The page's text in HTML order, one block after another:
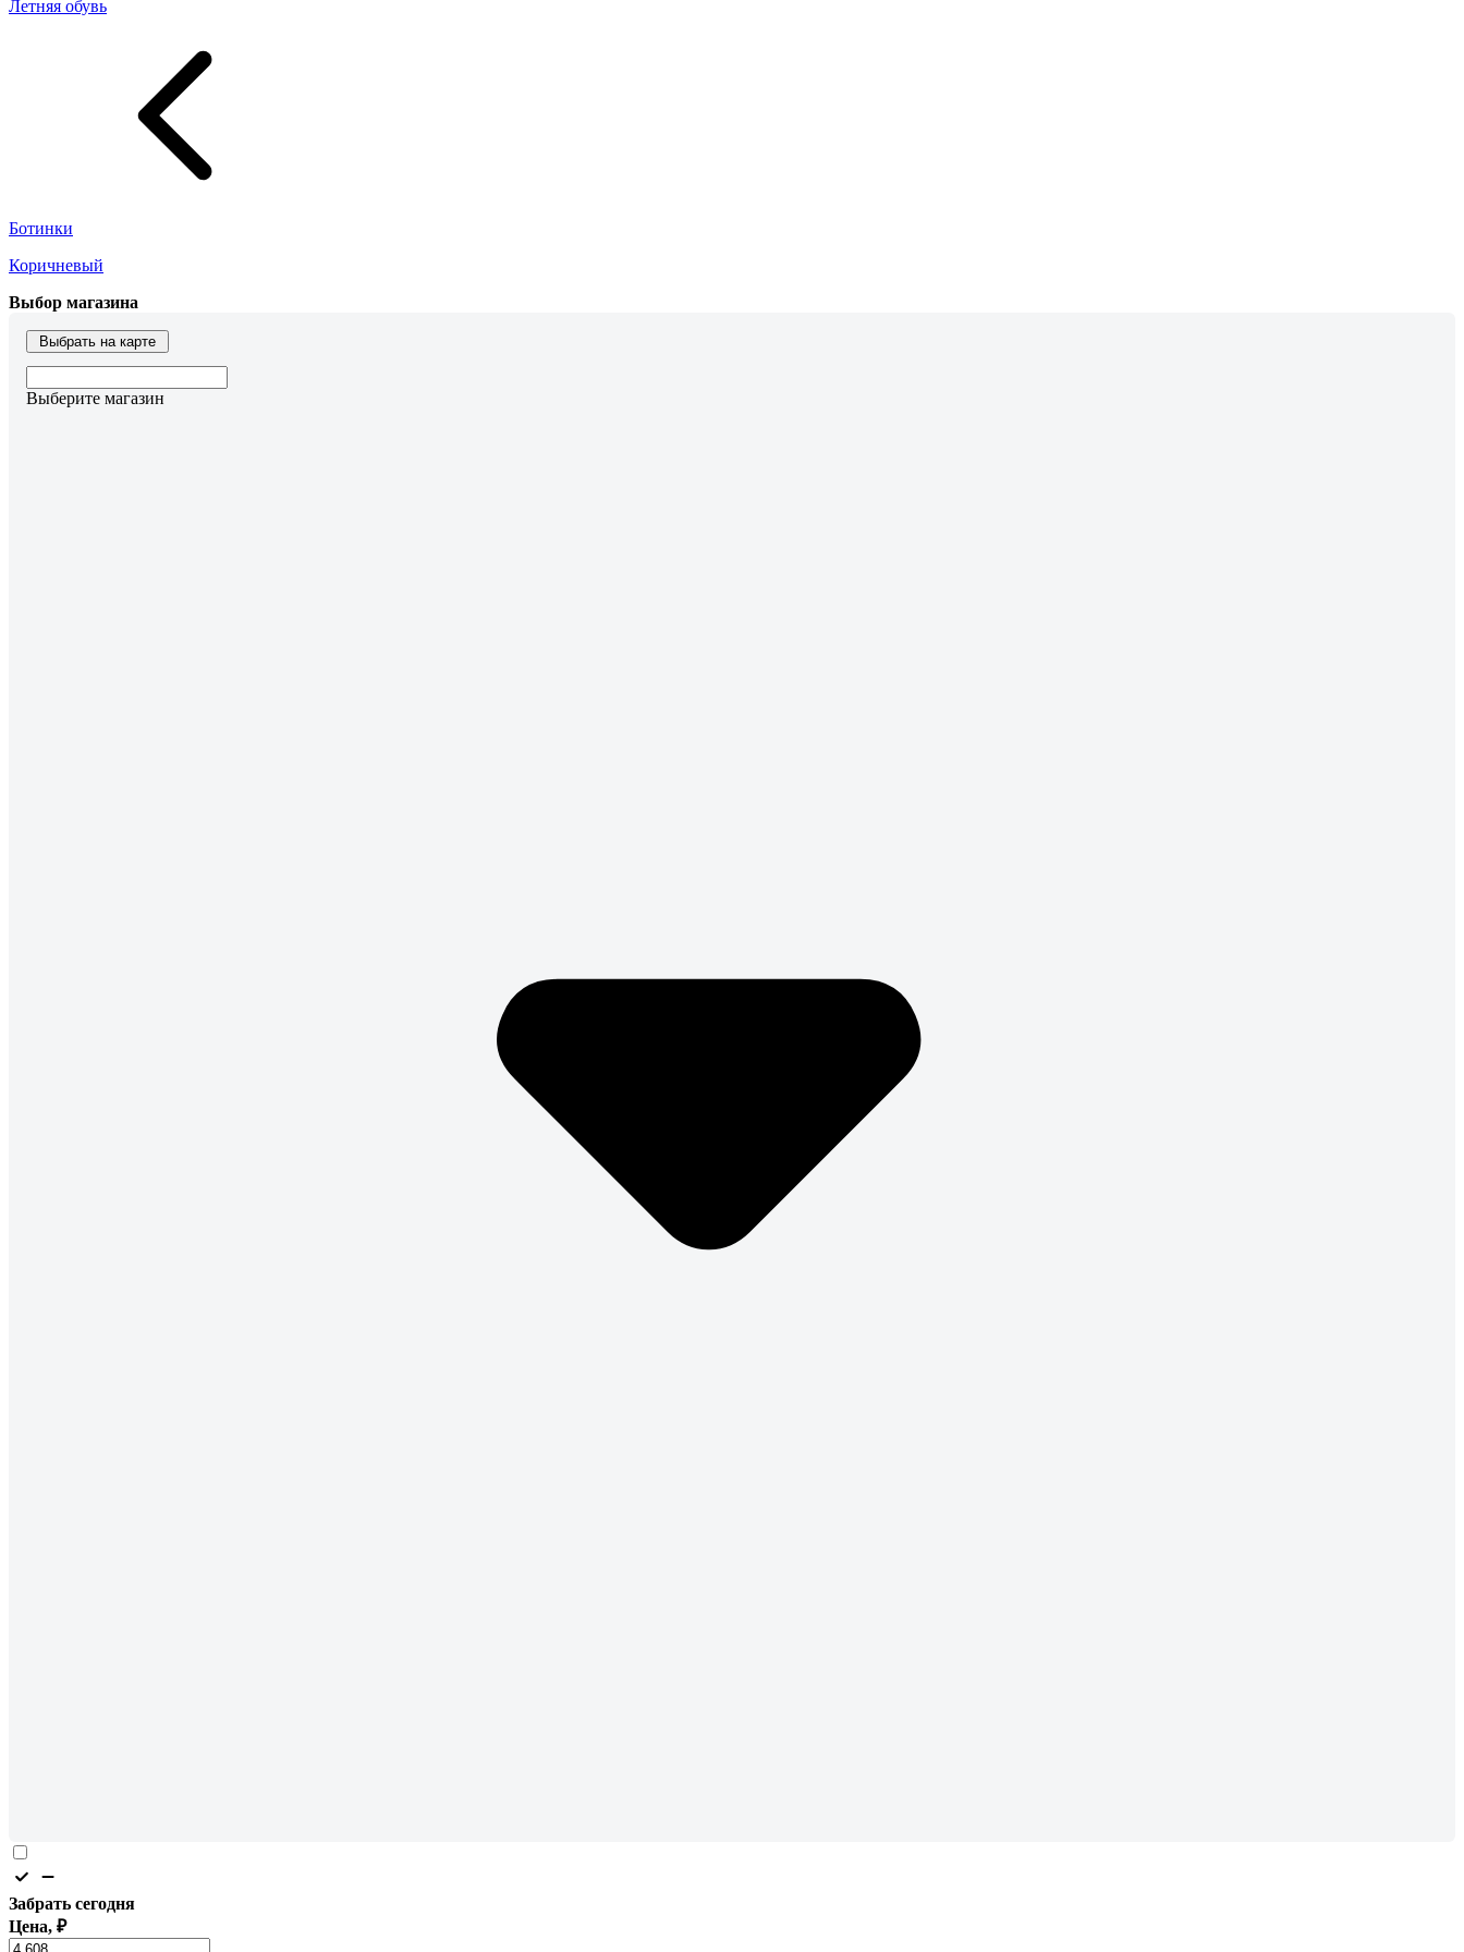
Летняя обувь
Ботинки
Коричневый
Выбор магазина
Выбрать на карте
Выберите магазин
Забрать сегодня
Цена, ₽